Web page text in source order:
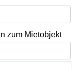
zum Mietobjekt